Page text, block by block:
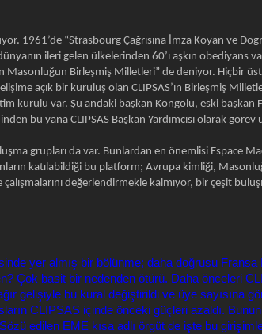
1961’de “Strasbourg Çağrısına İmza Koyan ve
ileri gelen ülkelerinden 60’ı aşkın obediyans
Masonluğun Birleşmiş Milletleri” de deniyor. Hiçbir
açık bir kuruluş olan CLIPSAS’ın Birleşmiş
kurulu var. Şu andaki başkan Kongolu, eski başkan
bu yana CLIPSAS Başkan Yardımcısı olarak
grupları da var. Bunlardan en önemlisi Espace
katılabildiği bu platform; Avrupa kimliği,
değerlendirmekle kalmıyor, bir çeşit
yer almış bir bölünme; daha doğrusu
Çok basit bir nedenden ötürü. Daha önceleri
gelişiyle bu kural değiştirildi ve üye sayısına
CLIPSAS içinde önceki güçleri azaldı.
edilen EME kısa adlı örgüt de işte bu